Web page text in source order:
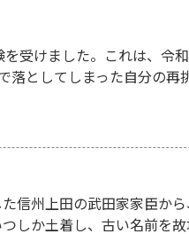
受けました。これは、令
落としてしまった自分の再
信州上田の武田家家臣か
しか土着し、古い名前を